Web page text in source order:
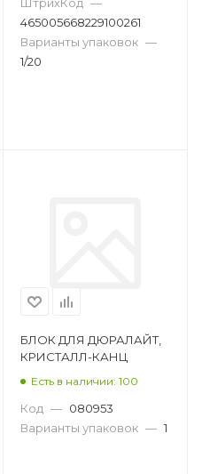
Складной диплом
465005668229100261
Варианты упаковок —
1/20
БЛОК ДЛЯ ДЮРАЛАЙТ,
КРИСТАЛЛ-КАНЦ
Есть в наличии: 100
Код — 080953
Варианты упаковок — 1